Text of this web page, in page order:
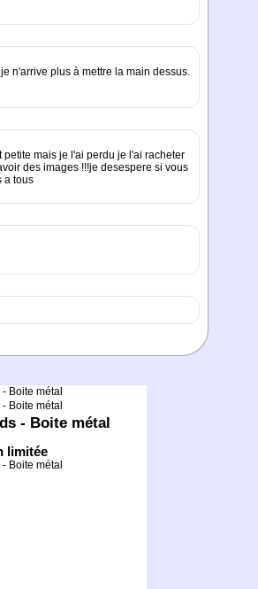
n'arrive plus à mettre la main dessus.
mais je l'ai perdu je l'ai racheter
des images !!!je desespere si vous
a tous
- Boite métal
limitée